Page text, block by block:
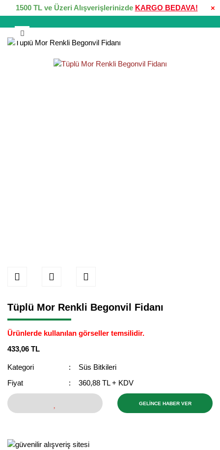
×
1500 TL ve Üzeri Alışverişlerinizde KARGO BEDAVA!
Tüplü Mor Renkli Begonvil Fidanı
Ürünlerde kullanılan görseller temsilidir.
433,06 TL
Kategori
Süs Bitkileri
Fiyat
360,88 TL + KDV
GELİNCE HABER VER